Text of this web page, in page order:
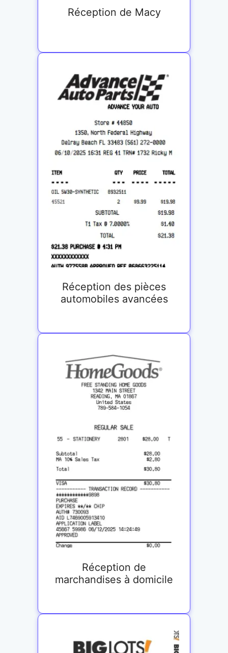
Réception de Macy
Réception des pièces
automobiles avancées
Réception de
marchandises à domicile